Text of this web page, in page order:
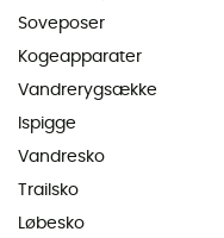
Soveposer
Kogeapparater
Vandrerygsække
Ispigge
Vandresko
Trailsko
Løbesko